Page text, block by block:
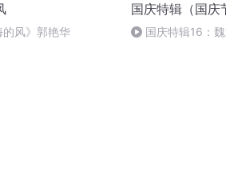
的风》郭艳华
国庆特辑（国庆
国庆特辑16：